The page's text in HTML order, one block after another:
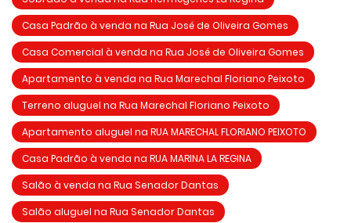
Casa Padrão à venda na Rua José de Oliveira Gomes
Casa Comercial à venda na Rua José de Oliveira Gomes
Apartamento à venda na Rua Marechal Floriano Peixoto
Terreno aluguel na Rua Marechal Floriano Peixoto
Apartamento aluguel na RUA MARECHAL FLORIANO PEIXOTO
Casa Padrão à venda na RUA MARINA LA REGINA
Salão à venda na Rua Senador Dantas
Salão aluguel na Rua Senador Dantas